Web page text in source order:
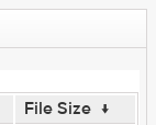
File Size ↓